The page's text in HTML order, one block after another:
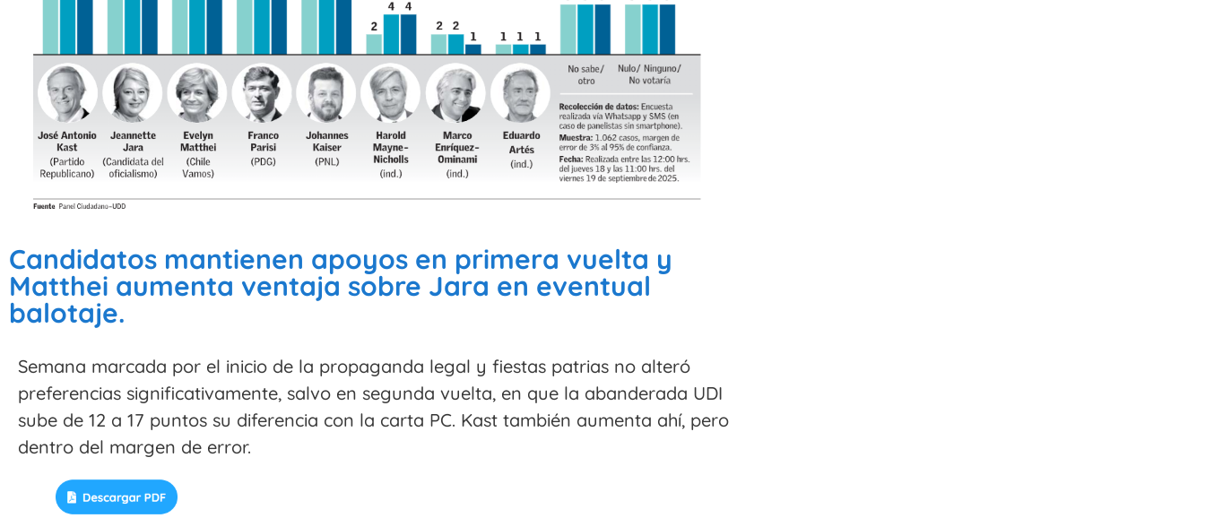
Candidatos mantienen apoyos en primera vuelta y
Matthei aumenta ventaja sobre Jara en eventual
balotaje.
Semana marcada por el inicio de la propaganda legal y fiestas patrias no alteró
preferencias significativamente, salvo en segunda vuelta, en que la abanderada UDI
sube de 12 a 17 puntos su diferencia con la carta PC. Kast también aumenta ahí, pero
dentro del margen de error.